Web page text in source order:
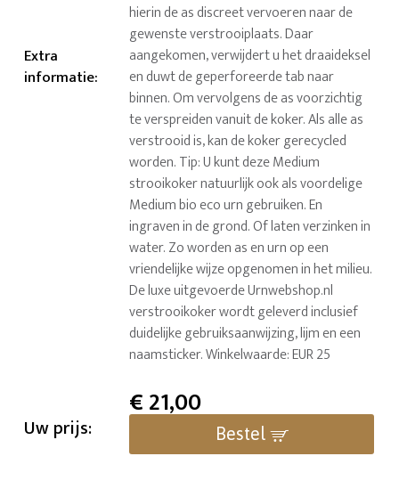
Extra
informatie:
hierin de as discreet vervoeren naar de
gewenste verstrooiplaats. Daar
aangekomen, verwijdert u het draaideksel
en duwt de geperforeerde tab naar
binnen. Om vervolgens de as voorzichtig
te verspreiden vanuit de koker. Als alle as
verstrooid is, kan de koker gerecycled
worden. Tip: U kunt deze Medium
strooikoker natuurlijk ook als voordelige
Medium bio eco urn gebruiken. En
ingraven in de grond. Of laten verzinken in
water. Zo worden as en urn op een
vriendelijke wijze opgenomen in het milieu.
De luxe uitgevoerde Urnwebshop.nl
verstrooikoker wordt geleverd inclusief
duidelijke gebruiksaanwijzing, lijm en een
naamsticker. Winkelwaarde: EUR 25
Uw prijs:
€21,00
Bestel